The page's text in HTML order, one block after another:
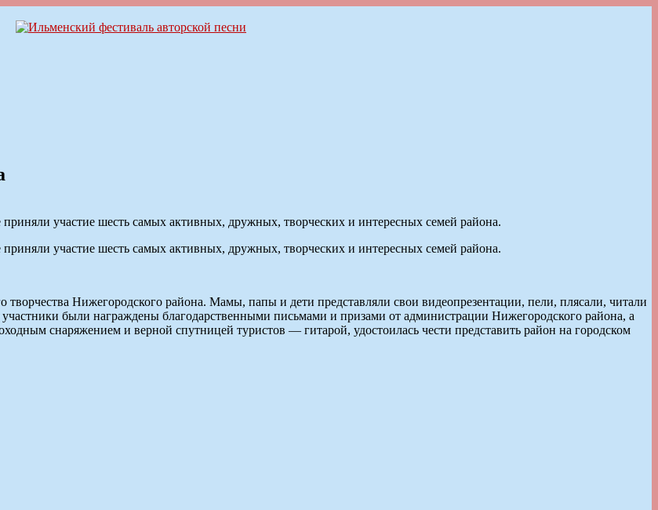
участие шесть самых активных, дружных, творческих и интересных семей района.
участие шесть самых активных, дружных, творческих и интересных семей района.
Нижегородского района. Мамы, папы и дети представляли свои видеопрезентации, пели, плясали, читали
были награждены благодарственными письмами и призами от администрации Нижегородского района, а
снаряжением и верной спутницей туристов — гитарой, удостоилась чести представить район на городском